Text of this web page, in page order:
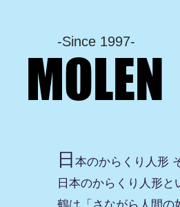
-Since 1997-
MOLEN
日 本のからくり人形
日本のからくり人形